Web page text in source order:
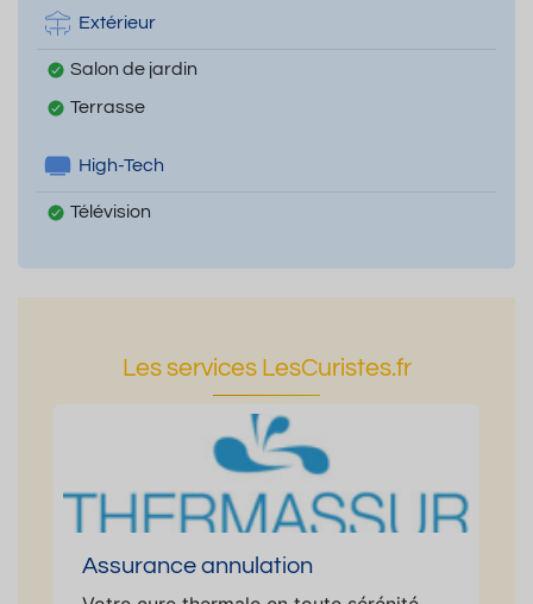
Extérieur
Salon de jardin
Terrasse
High-Tech
Télévision
Les services LesCuristes.fr
Assurance annulation